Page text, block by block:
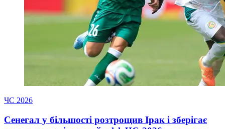
ЧС 2026
Сенегал у більшості розтрощив Ірак і зберігає